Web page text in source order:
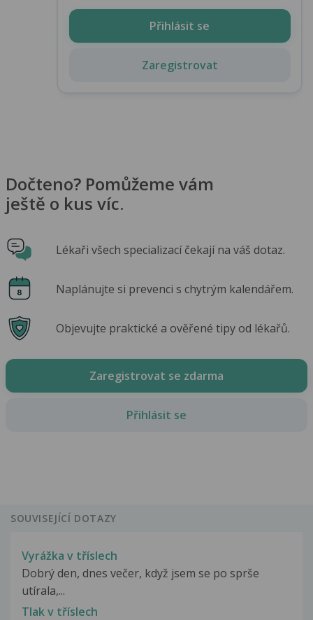
Přihlásit se
Zaregistrovat
Dočteno? Pomůžeme vám
ještě o kus víc.
Lékaři všech specializací čekají na váš dotaz.
Naplánujte si prevenci s chytrým kalendářem.
Objevujte praktické a ověřené tipy od lékařů.
Zaregistrovat se zdarma
Přihlásit se
SOUVISEJÍCÍ DOTAZY
Vyrážka v tříslech
Dobrý den, dnes večer, když jsem se po sprše
utírala,...
Tlak v tříslech